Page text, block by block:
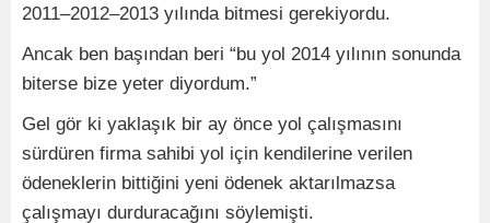
2011–2012–2013 yılında bitmesi gerekiyordu.
Ancak ben başından beri “bu yol 2014 yılının sonunda
biterse bize yeter diyordum.”
Gel gör ki yaklaşık bir ay önce yol çalışmasını
sürdüren firma sahibi yol için kendilerine verilen
ödeneklerin bittiğini yeni ödenek aktarılmazsa
çalışmayı durduracağını söylemişti.